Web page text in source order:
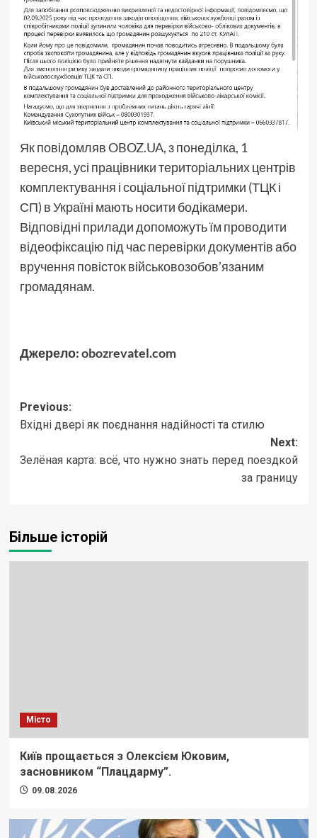
Як повідомляв OBOZ.UA, з понеділка, 1
вересня, усі працівники територіальних центрів
комплектування і соціальної підтримки (ТЦК і
СП) в Україні мають носити бодікамери.
Відповідні прилади допоможуть їм проводити
відеофіксацію під час перевірки документів або
вручення повісток військовозобов’язаним
громадянам.
Джерело:obozrevatel.com
Post
navigation
Previous:
Вхідні двері як поєднання надійності та стилю
Next:
Зелёная карта: всё, что нужно знать перед поездкой
за границу
Більше історій
Місто
Київ прощається з Олексієм Юковим,
засновником “Плацдарму”.
09.08.2026